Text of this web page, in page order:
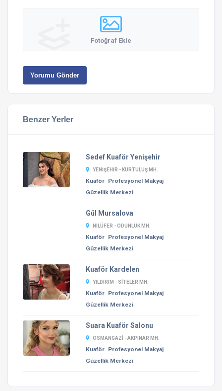
Fotoğraf Ekle
Yorumu Gönder
Benzer Yerler
Sedef Kuaför Yenişehir
YENIŞEHIR - KURTULUŞ MH.
Kuaför Profesyonel Makyaj
Güzellik Merkezi
Gül Mursalova
NILÜFER - ODUNLUK MH.
Kuaför Profesyonel Makyaj
Güzellik Merkezi
Kuaför Kardelen
YILDIRIM - SITELER MH.
Kuaför Profesyonel Makyaj
Güzellik Merkezi
Suara Kuaför Salonu
OSMANGAZI - AKPINAR MH.
Kuaför Profesyonel Makyaj
Güzellik Merkezi